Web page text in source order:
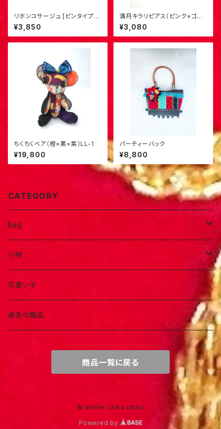
リボンコサージュ [ピンタイプ・
小]（ベージュ×茶）S-2
¥3,850
満月キラリピアス（ピンク×ゴー
ルド）6
¥3,080
ちくちくベア（橙×黒×紫）LL-1
¥19,800
パーティーバック
¥8,800
CATEGORY
Bag
ポーチ
お洒落バック
お出かけバック
小物
アクセサリー
ヘアアイテム
可愛い子
過去の商品
商品一覧に戻る
© atelier chiku chiku
Powered by